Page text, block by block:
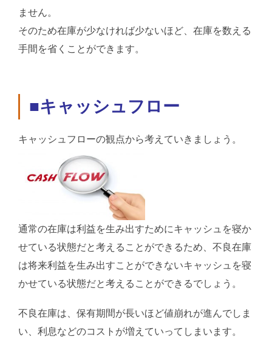
ません。
そのため在庫が少なければ少ないほど、在庫を数える
手間を省くことができます。
■キャッシュフロー
キャッシュフローの観点から考えていきましょう。
通常の在庫は利益を生み出すためにキャッシュを寝か
せている状態だと考えることができるため、不良在庫
は将来利益を生み出すことができないキャッシュを寝
かせている状態だと考えることができるでしょう。
不良在庫は、保有期間が長いほど値崩れが進んでしま
い、利息などのコストが増えていってしまいます。